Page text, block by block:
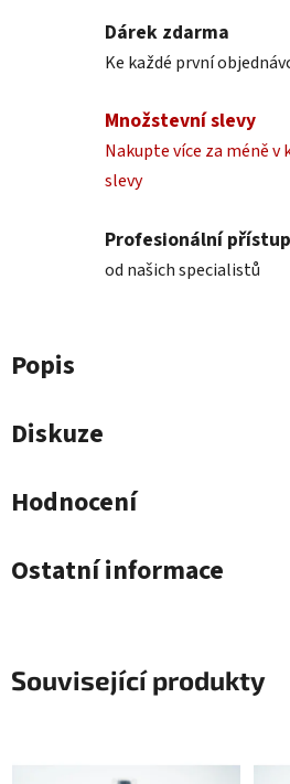
Dárek zdarma
Ke každé první
Množstevní slevy
Nakupte více za méně
slevy
Profesionální přístup
od našich specialistů
Popis
Diskuze
Hodnocení
Ostatní informace
Související produkty